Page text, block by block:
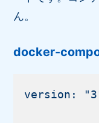
ん。
docker-
version: